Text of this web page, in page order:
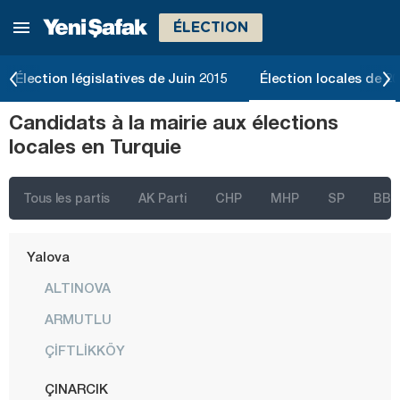
ÉLECTION
Élection législatives de Juin 2015 Élection locales de
Candidats à la mairie aux élections
locales en Turquie
Tous les partis AK Parti CHP MHP SP BBP
Sivas
Trabzon
Tunceli
Van
Yalova
ALTINOVA
ARMUTLU
ÇİFTLİKKÖY
ÇINARCIK